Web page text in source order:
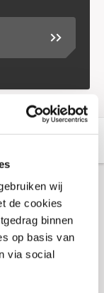
wij
de cookies
binnen
op basis van
via social